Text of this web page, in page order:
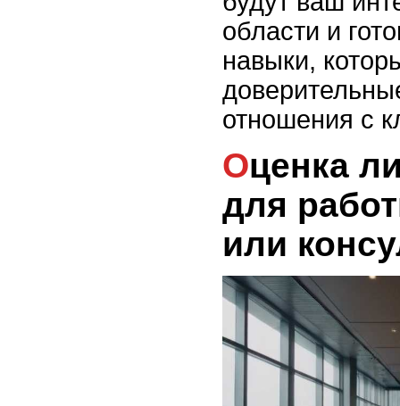
области и
навыки,
отношения с
Оценка личных качеств
для
или